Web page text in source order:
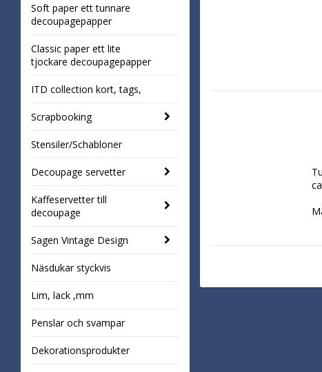
Soft paper ett tunnare
decoupagepapper
Classic paper ett lite
tjockare decoupagepapper
ITD collection kort, tags,
Scrapbooking
Stensiler/Schabloner
Decoupage servetter
Kaffeservetter till
decoupage
Sagen Vintage Design
Näsdukar styckvis
Lim, lack ,mm
Penslar och svampar
Dekorationsprodukter